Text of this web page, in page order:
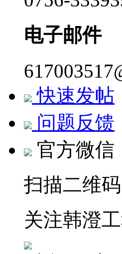
电子邮件
快速发帖
问题反馈
官方微信
扫描二维码
关注韩澄